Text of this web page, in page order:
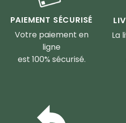
PAIEMENT SÉCURISÉ
Votre paiement en
ligne
est 100% sécurisé.
La